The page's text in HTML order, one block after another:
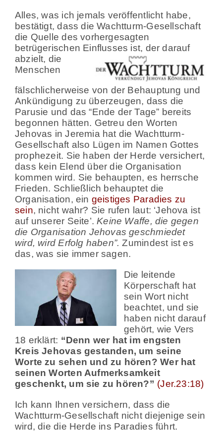
Alles, was ich jemals veröffentlicht habe,
bestätigt, dass die Wachtturm-Gesellschaft
die Quelle des vorhergesagten
betrügerischen Einflusses ist, der darauf
abzielt, die
Menschen
fälschlicherweise von der Behauptung und
Ankündigung zu überzeugen, dass die
Parusie und das “Ende der Tage” bereits
begonnen hätten. Getreu den Worten
Jehovas in Jeremia hat die Wachtturm-
Gesellschaft also Lügen im Namen Gottes
prophezeit. Sie haben der Herde versichert,
dass kein Elend über die Organisation
kommen wird. Sie behaupten, es herrsche
Frieden. Schließlich behauptet die
Organisation, ein geistiges Paradies zu
sein, nicht wahr? Sie rufen laut: ‘Jehova ist
auf unserer Seite’. Keine Waffe, die gegen
die Organisation Jehovas geschmiedet
wird, wird Erfolg haben”. Zumindest ist es
das, was sie immer sagen.
Die leitende
Körperschaft hat
sein Wort nicht
beachtet, und sie
haben nicht darauf
gehört, wie Vers
18 erklärt: “Denn wer hat im engsten
Kreis Jehovas gestanden, um seine
Worte zu sehen und zu hören? Wer hat
seinen Worten Aufmerksamkeit
geschenkt, um sie zu hören?” (Jer.23:18)
Ich kann Ihnen versichern, dass die
Wachtturm-Gesellschaft nicht diejenige sein
wird, die die Herde ins Paradies führt.